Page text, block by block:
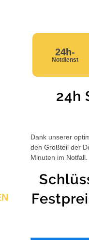
24h-
Notdienst
24h
Dank unserer
den Großteil der
Minuten im Notfall.